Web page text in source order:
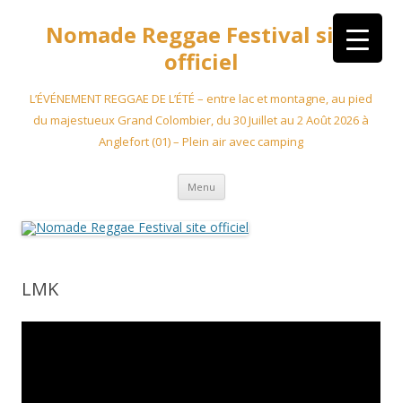
contenuNomade Reggae Festival site
officiel
L’ÉVÉNEMENT REGGAE DE L’ÉTÉ – entre lac et montagne, au pied
du majestueux Grand Colombier, du 30 Juillet au 2 Août 2026 à
Anglefort (01) – Plein air avec camping
Menu
LMK